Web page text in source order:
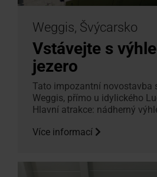
Weggis, Švýcarsko
Vstávejte s
jezero
Tato impozantní novostavba
Weggis, přímo u idylického
Hlavní atrakce: nádherný
Více informací